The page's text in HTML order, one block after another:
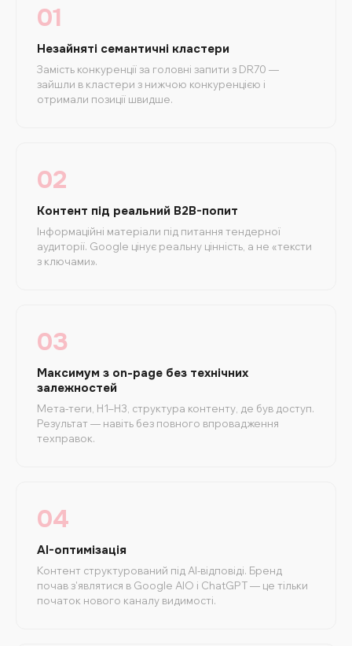
01
Незайняті семантичні кластери
Замість конкуренції за головні запити з DR70 —
зайшли в кластери з нижчою конкуренцією і
отримали позиції швидше.
02
Контент під реальний B2B-попит
Інформаційні матеріали під питання тендерної
аудиторії. Google цінує реальну цінність, а не «тексти
з ключами».
03
Максимум з on-page без технічних
залежностей
Мета-теги, H1–H3, структура контенту, де був доступ.
Результат — навіть без повного впровадження
техправок.
04
AI-оптимізація
Контент структурований під AI-відповіді. Бренд
почав з'являтися в Google AIO і ChatGPT — це тільки
початок нового каналу видимості.